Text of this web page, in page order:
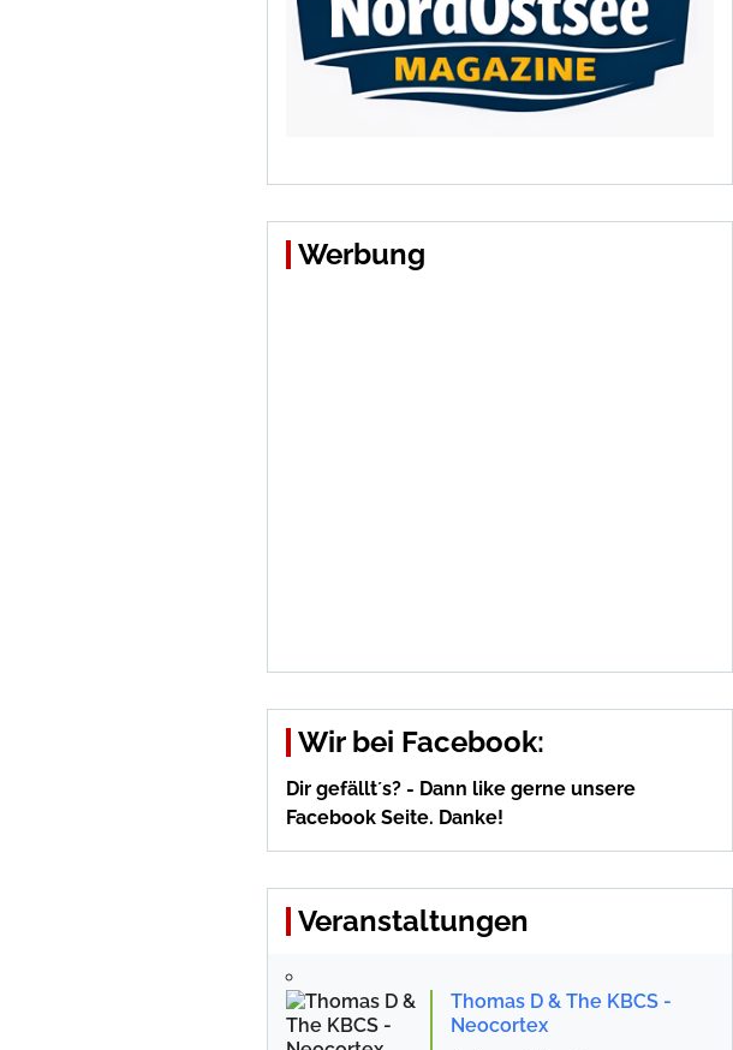
Werbung
Wir bei Facebook:
Dir gefällt´s? - Dann like gerne unsere
Facebook Seite. Danke!
Veranstaltungen
Thomas D & The KBCS -
Neocortex